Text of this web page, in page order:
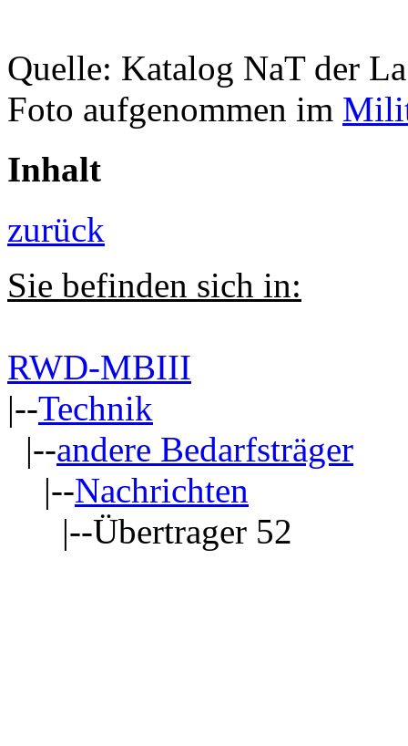
Quelle: Katalog NaT der
Foto aufgenommen im
Inhalt
zurück
Sie befinden sich in:
RWD-MBIII
|--Technik
|--andere Bedarfsträger
|--Nachrichten
|--Übertrager 52